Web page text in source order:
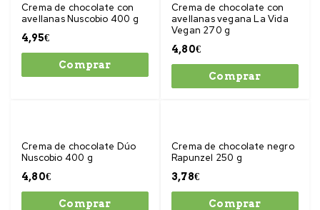
Crema de chocolate con
avellanas Nuscobio 400 g
4,95€
Comprar
Crema de chocolate con
avellanas vegana La Vida
Vegan 270 g
4,80€
Comprar
Crema de chocolate Dúo
Nuscobio 400 g
4,80€
Comprar
Crema de chocolate negro
Rapunzel 250 g
3,78€
Comprar